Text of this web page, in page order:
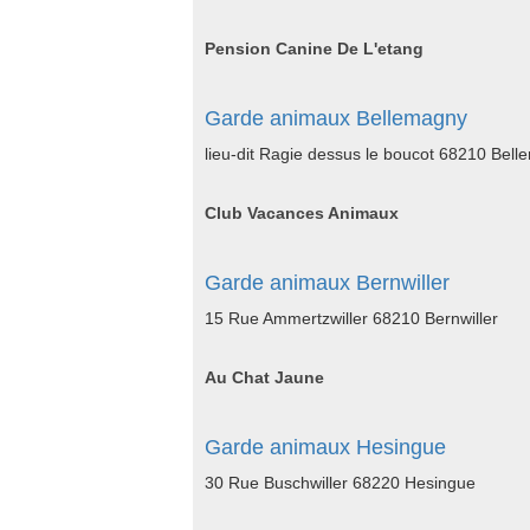
Pension Canine De L'etang
Garde animaux Bellemagny
lieu-dit Ragie dessus le boucot 68210
Club Vacances Animaux
Garde animaux Bernwiller
15 Rue Ammertzwiller 68210 Bernwiller
Au Chat Jaune
Garde animaux Hesingue
30 Rue Buschwiller 68220 Hesingue